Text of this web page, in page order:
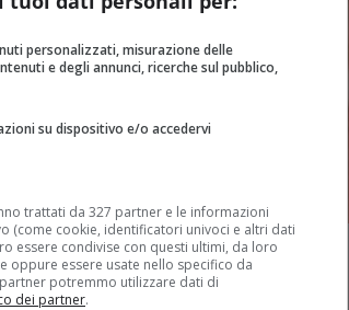
personalizzati, misurazione delle
e degli annunci, ricerche sul pubblico,
su dispositivo e/o accedervi
trattati da 327 partner e le informazioni
(come cookie, identificatori univoci e altri dati
essere condivise con questi ultimi, da loro
oppure essere usate nello specifico da
potremmo utilizzare dati di
dei partner.